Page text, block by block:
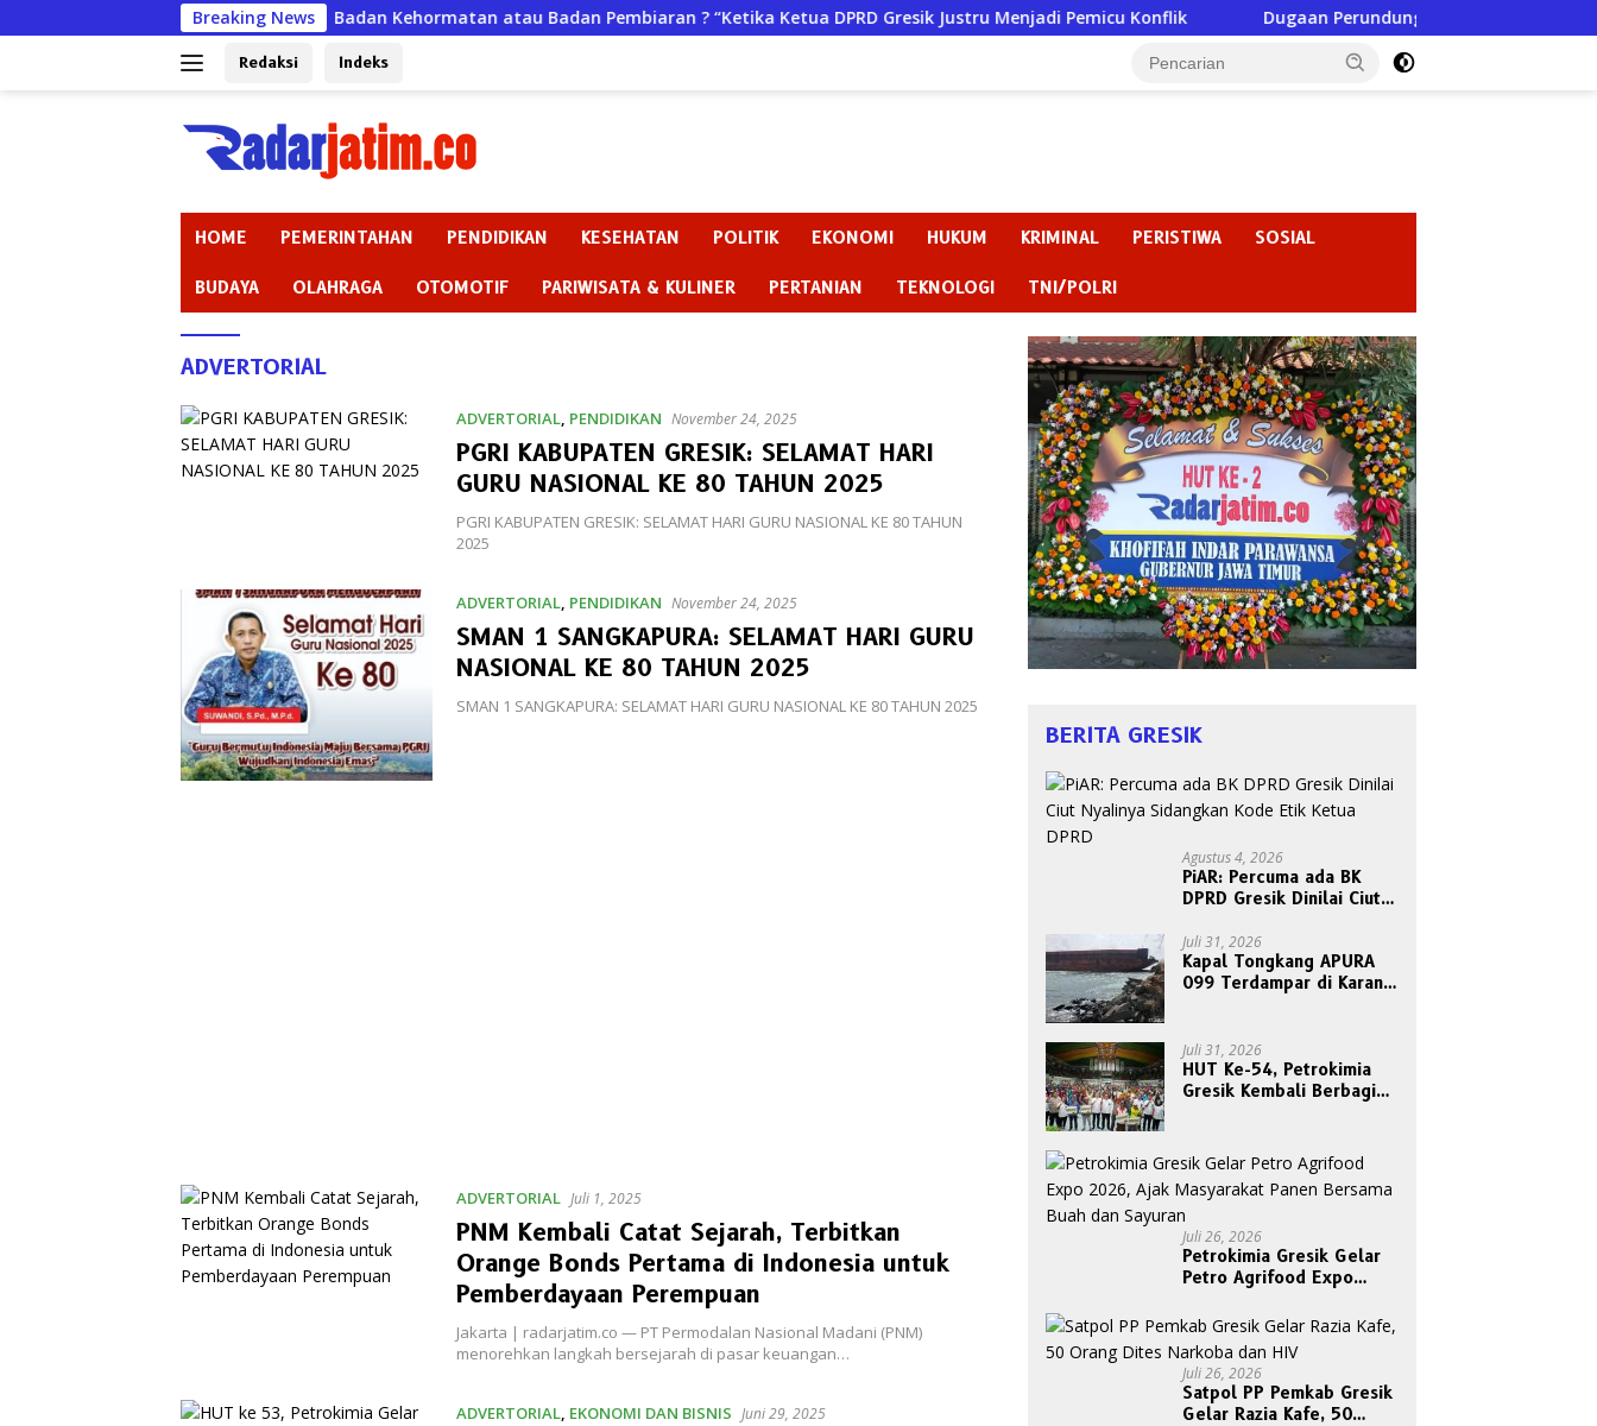
ke
Breaking News
Badan Kehormatan atau Badan Pembiaran ? “Ketika Ketua DPRD Gresik Justru Menjadi Pemicu Konflik Dugaan Perundungan di SMPN 3 Gondang Jadi Sorotan,
Redaksi Indeks
HOME PEMERINTAHAN PENDIDIKAN KESEHATAN POLITIK EKONOMI HUKUM KRIMINAL PERISTIWA SOSIAL
BUDAYA OLAHRAGA OTOMOTIF PARIWISATA & KULINER PERTANIAN TEKNOLOGI TNI/POLRI
ADVERTORIAL
ADVERTORIAL, PENDIDIKAN November 24, 2025
PGRI KABUPATEN GRESIK: SELAMAT HARI
GURU NASIONAL KE 80 TAHUN 2025
PGRI KABUPATEN GRESIK: SELAMAT HARI GURU NASIONAL KE 80 TAHUN
2025
ADVERTORIAL, PENDIDIKAN November 24, 2025
SMAN 1 SANGKAPURA: SELAMAT HARI GURU
NASIONAL KE 80 TAHUN 2025
SMAN 1 SANGKAPURA: SELAMAT HARI GURU NASIONAL KE 80 TAHUN 2025
ADVERTORIAL Juli 1, 2025
PNM Kembali Catat Sejarah, Terbitkan
Orange Bonds Pertama di Indonesia untuk
Pemberdayaan Perempuan
Jakarta | radarjatim.co — PT Permodalan Nasional Madani (PNM)
menorehkan langkah bersejarah di pasar keuangan…
ADVERTORIAL, EKONOMI DAN BISNIS Juni 29, 2025
BERITA GRESIK
Agustus 4, 2026
PiAR: Percuma ada BK
DPRD Gresik Dinilai Ciut
Etik Ketua DPRD
Juli 31, 2026
Kapal Tongkang APURA
099 Terdampar di Karang
Juli 31, 2026
HUT Ke-54, Petrokimia
Gresik Kembali Berbagi
Juli 26, 2026
Petrokimia Gresik Gelar
Petro Agrifood Expo
Panen Bersama Buah dan
Sayuran
Juli 26, 2026
Satpol PP Pemkab Gresik
Gelar Razia Kafe, 50